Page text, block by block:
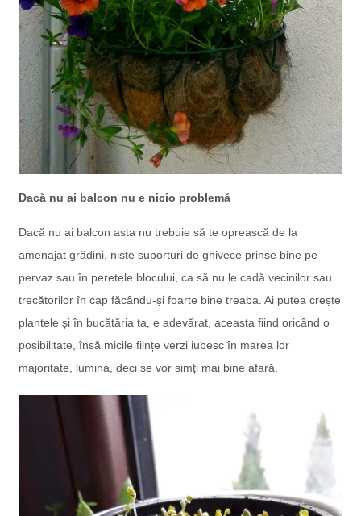
Dacă nu ai balcon nu e nicio problemă
Dacă nu ai balcon asta nu trebuie să te oprească de la
amenajat grădini, niște suporturi de ghivece prinse bine pe
pervaz sau în peretele blocului, ca să nu le cadă vecinilor sau
trecătorilor în cap făcându-și foarte bine treaba. Ai putea crește
plantele și în bucătăria ta, e adevărat, aceasta fiind oricând o
posibilitate, însă micile ființe verzi iubesc în marea lor
majoritate, lumina, deci se vor simți mai bine afară.